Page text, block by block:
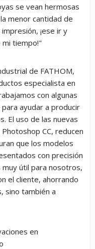
se vean hermosas
menor cantidad de
¡ese ir y
mi tiempo!"
de FATHOM,
especialista en
con algunas
ayudar a producir
El uso de las nuevas
CC, reducen
que los modelos
con precisión
útil para nosotros,
el cliente, ahorrando
sino también a
en